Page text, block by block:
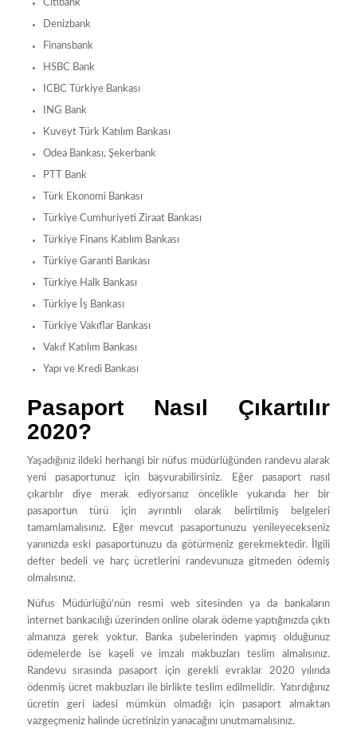
Citibank
Denizbank
Finansbank
HSBC Bank
ICBC Türkiye Bankası
ING Bank
Kuveyt Türk Katılım Bankası
Odea Bankası, Şekerbank
PTT Bank
Türk Ekonomi Bankası
Türkiye Cumhuriyeti Ziraat Bankası
Türkiye Finans Katılım Bankası
Türkiye Garanti Bankası
Türkiye Halk Bankası
Türkiye İş Bankası
Türkiye Vakıflar Bankası
Vakıf Katılım Bankası
Yapı ve Kredi Bankası
Pasaport Nasıl Çıkartılır
2020?
Yaşadığınız ildeki herhangi bir nüfus müdürlüğünden randevu alarak
yeni pasaportunuz için başvurabilirsiniz. Eğer pasaport nasıl
çıkartılır diye merak ediyorsanız öncelikle yukarıda her bir
pasaportun türü için ayrıntılı olarak belirtilmiş belgeleri
tamamlamalısınız. Eğer mevcut pasaportunuzu yenileyecekseniz
yanınızda eski pasaportunuzu da götürmeniz gerekmektedir. İlgili
defter bedeli ve harç ücretlerini randevunuza gitmeden ödemiş
olmalısınız.
Nüfus Müdürlüğü’nün resmi web sitesinden ya da bankaların
internet bankacılığı üzerinden online olarak ödeme yaptığınızda çıktı
almanıza gerek yoktur. Banka şubelerinden yapmış olduğunuz
ödemelerde ise kaşeli ve imzalı makbuzları teslim almalısınız.
Randevu sırasında pasaport için gerekli evraklar 2020 yılında
ödenmiş ücret makbuzları ile birlikte teslim edilmelidir. Yatırdığınız
ücretin geri iadesi mümkün olmadığı için pasaport almaktan
vazgeçmeniz halinde ücretinizin yanacağını unutmamalısınız.